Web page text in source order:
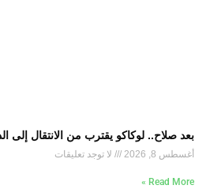
بعد صلاح.. لوكاكو يقترب من الانتقال إلى
أغسطس 8, 2026 لا توجد تعليقات
Read More »